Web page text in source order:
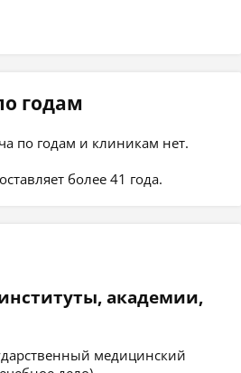
годам
по годам и клиникам нет.
более 41 года.
академии,
медицинский